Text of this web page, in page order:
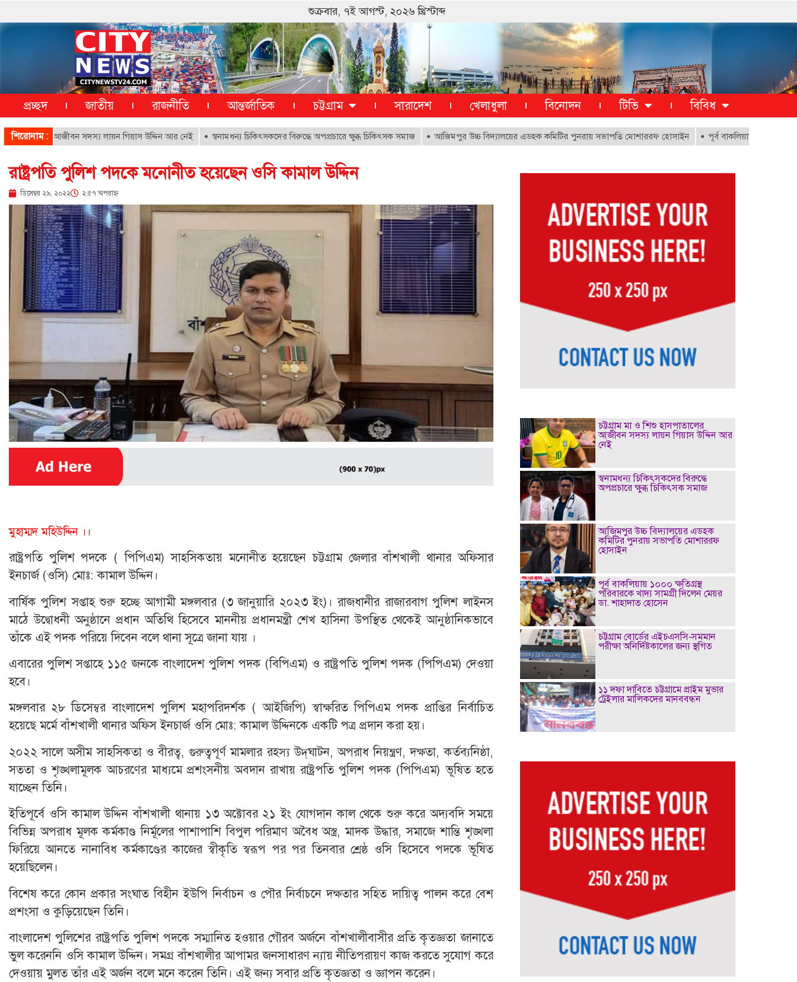
শুক্রবার, ৭ই আগস্ট, ২০২৬ খ্রিস্টাব্দ
প্রচ্ছদ জাতীয় রাজনীতি আন্তর্জাতিক চট্টগ্রাম সারাদেশ খেলাধুলা বিনোদন টিভি বিবিধ
শিরোনাম :
আজীবন সদস্য লায়ন গিয়াস উদ্দিন আর নেই স্বনামধন্য চিকিৎসকদের বিরুদ্ধে অপপ্রচারে ক্ষুব্ধ চিকিৎসক সমাজ আজিমপুর উচ্চ বিদ্যালয়ের এডহক কমিটির পুনরায় সভাপতি মোশাররফ হোসাইন পূর্ব বাকলিয়ায় ১০০০ ক্ষতিগ্রস্থ
রাষ্ট্রপতি পুলিশ পদকে মনোনীত হয়েছেন ওসি কামাল উদ্দিন
ডিসেম্বর ২৯, ২০২২ ২:৫৭ অপরাহ্ণ
মুহাম্মদ মহিউদ্দিন ।।
রাষ্ট্রপতি পুলিশ পদকে ( পিপিএম) সাহসিকতায় মনোনীত হয়েছেন চট্টগ্রাম জেলার বাঁশখালী থানার অফিসার
ইনচার্জ (ওসি) মোঃ: কামাল উদ্দিন।
বার্ষিক পুলিশ সপ্তাহ শুরু হচ্ছে আগামী মঙ্গলবার (৩ জানুয়ারি ২০২৩ ইং)। রাজধানীর রাজারবাগ পুলিশ লাইনস
মাঠে উদ্বোধনী অনুষ্ঠানে প্রধান অতিথি হিসেবে মাননীয় প্রধানমন্ত্রী শেখ হাসিনা উপস্থিত থেকেই আনুষ্ঠানিকভাবে
তাঁকে এই পদক পরিয়ে দিবেন বলে থানা সূত্রে জানা যায় ‌।
এবারের পুলিশ সপ্তাহে ১১৫ জনকে বাংলাদেশ পুলিশ পদক (বিপিএম) ও রাষ্ট্রপতি পুলিশ পদক (পিপিএম) দেওয়া
হবে।
মঙ্গলবার ২৮ ডিসেম্বর বাংলাদেশ পুলিশ মহাপরিদর্শক ( আইজিপি) স্বাক্ষরিত পিপিএম পদক প্রাপ্তির নির্বাচিত
হয়েছে মর্মে বাঁশখালী থানার অফিস ইনচার্জ ওসি মোঃ: কামাল উদ্দিনকে একটি পত্র প্রদান করা হয়।
২০২২ সালে অসীম সাহসিকতা ও বীরত্ব, গুরুত্বপূর্ণ মামলার রহস্য উদ্‌ঘাটন, অপরাধ নিয়ন্ত্রণ, দক্ষতা, কর্তব্যনিষ্ঠা,
সততা ও শৃঙ্খলামূলক আচরণের মাধ্যমে প্রশংসনীয় অবদান রাখায় রাষ্ট্রপতি পুলিশ পদক (পিপিএম) ভূষিত হতে
যাচ্ছেন তিনি।
ইতিপূর্বে ওসি কামাল উদ্দিন বাঁশখালী থানায় ১৩ অক্টোবর ২১ ইং যোগদান কাল থেকে শুরু করে অদ্যবদি সময়ে
বিভিন্ন অপরাধ মূলক কর্মকাণ্ড নির্মূলের পাশাপাশি বিপুল পরিমাণ অবৈধ অস্ত্র, মাদক উদ্ধার, সমাজে শান্তি শৃঙ্খলা
ফিরিয়ে আনতে নানাবিধ কর্মকাণ্ডের কাজের স্বীকৃতি স্বরূপ পর পর তিনবার শ্রেষ্ঠ ওসি হিসেবে পদকে ভূষিত
হয়েছিলেন।
বিশেষ করে কোন প্রকার সংঘাত বিহীন ইউপি নির্বাচন ও পৌর নির্বাচনে দক্ষতার সহিত দায়িত্ব পালন করে বেশ
প্রশংসা ও কুড়িয়েছেন তিনি।
বাংলাদেশ পুলিশের রাষ্ট্রপতি পুলিশ পদকে সম্মানিত হওয়ার গৌরব অর্জনে বাঁশখালীবাসীর প্রতি কৃতজ্ঞতা জানাতে
ভুল করেননি ওসি কামাল উদ্দিন। সমগ্র বাঁশখালীর আপামর জনসাধারণ ন্যায় নীতিপরায়ণ কাজ করতে সুযোগ করে
দেওয়ায় মুলত তাঁর এই অর্জন বলে মনে করেন তিনি। এই জন্য সবার প্রতি কৃতজ্ঞতা ও জ্ঞাপন করেন।
চট্টগ্রাম মা ও শিশু হাসপাতালের
আজীবন সদস্য লায়ন গিয়াস উদ্দিন আর
নেই
স্বনামধন্য চিকিৎসকদের বিরুদ্ধে
অপপ্রচারে ক্ষুব্ধ চিকিৎসক সমাজ
আজিমপুর উচ্চ বিদ্যালয়ের এডহক
কমিটির পুনরায় সভাপতি মোশাররফ
হোসাইন
পূর্ব বাকলিয়ায় ১০০০ ক্ষতিগ্রস্থ
পরিবারকে খাদ্য সামগ্রী দিলেন মেয়র
ডা. শাহাদাত হোসেন
চট্টগ্রাম বোর্ডের এইচএসসি-সমমান
পরীক্ষা অনির্দিষ্টকালের জন্য স্থগিত
১১ দফা দাবিতে চট্টগ্রামে প্রাইম মুভার
ট্রেইলার মালিকদের মানববন্ধন